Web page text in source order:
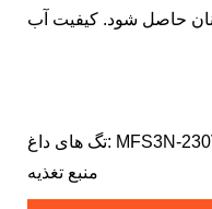
حاصل شود. کیفیت آب
تگ های داغ: MFS3N-230V, 3BHE003523R0030, ABB,
منبع تغذیه